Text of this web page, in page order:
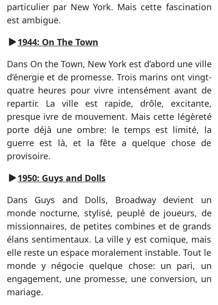
particulier par New York. Mais cette fascination
est ambiguë.
1944: On The Town
Dans On the Town, New York est d’abord une ville
d’énergie et de promesse. Trois marins ont vingt-
quatre heures pour vivre intensément avant de
repartir. La ville est rapide, drôle, excitante,
presque ivre de mouvement. Mais cette légèreté
porte déjà une ombre: le temps est limité, la
guerre est là, et la fête a quelque chose de
provisoire.
1950: Guys and Dolls
Dans Guys and Dolls, Broadway devient un
monde nocturne, stylisé, peuplé de joueurs, de
missionnaires, de petites combines et de grands
élans sentimentaux. La ville y est comique, mais
elle reste un espace moralement instable. Tout le
monde y négocie quelque chose: un pari, un
engagement, une promesse, une conversion, un
mariage.